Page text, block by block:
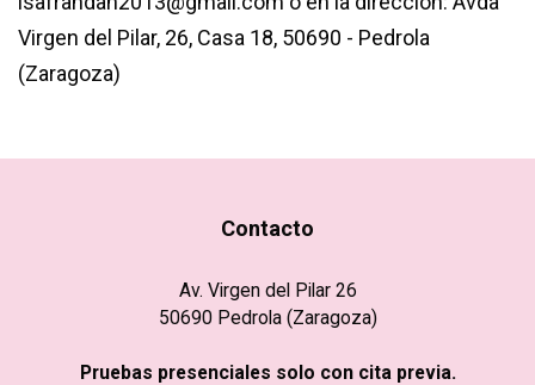
Virgen del Pilar, 26, Casa 18, 50690 - Pedrola
(Zaragoza)
Contacto
Av. Virgen del Pilar 26
50690 Pedrola (Zaragoza)
Pruebas presenciales solo con cita previa.